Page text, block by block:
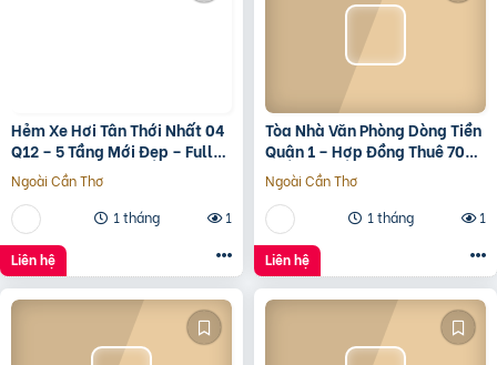
Hẻm Xe Hơi Tân Thới Nhất 04
Q12 – 5 Tầng Mới Đẹp – Full
Nội Thất – Giá 7.3 Tỷ
Ngoài Cần Thơ
1 tháng
1
Liên hệ
Tòa Nhà Văn Phòng Dòng Tiền
Quận 1 – Hợp Đồng Thuê 700
Triệu/Tháng – 490 Tỷ
Ngoài Cần Thơ
1 tháng
1
Liên hệ